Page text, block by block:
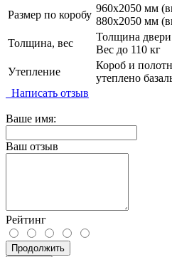
Размер по коробу
960х2050 мм
880х2050 мм
Толщина, вес
Толщина
Вес до 110 кг
Утепление
Короб и
утеплено
Написать отзыв
Ваше имя:
Ваш отзыв
Рейтинг
Продолжить